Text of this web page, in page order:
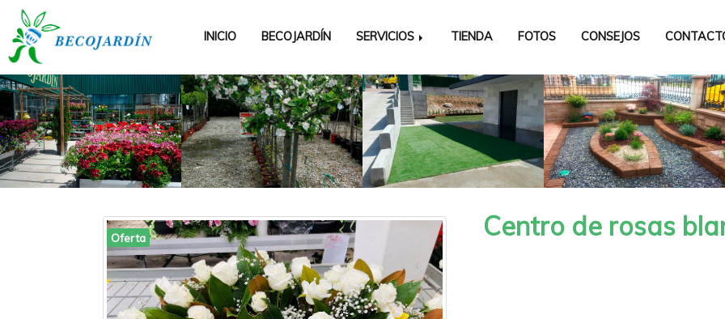
INICIO BECOJARDÍN SERVICIOS TIENDA FOTOS CONSEJOS
Anterior
Oferta Centro de rosas